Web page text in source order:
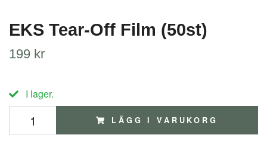
EKS Tear-Off Film (50st)
199 kr
I lager.
LÄGG I VARUKORG